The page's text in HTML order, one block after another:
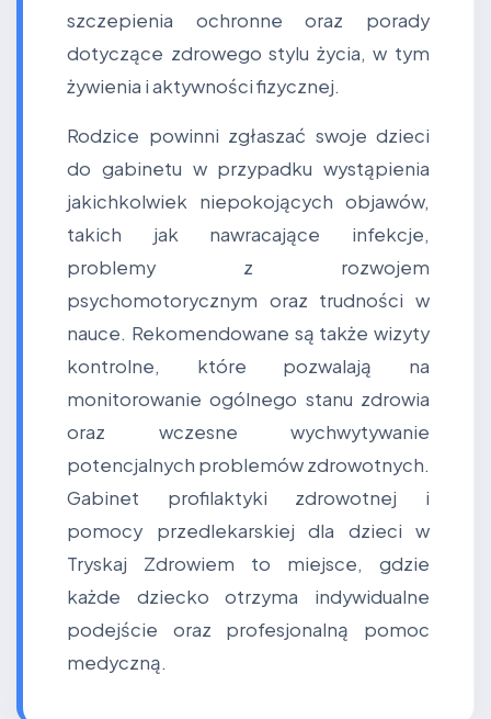
szczepienia ochronne oraz porady
dotyczące zdrowego stylu życia, w tym
żywienia i aktywności fizycznej.
Rodzice powinni zgłaszać swoje dzieci
do gabinetu w przypadku wystąpienia
jakichkolwiek niepokojących objawów,
takich jak nawracające infekcje,
problemy z rozwojem
psychomotorycznym oraz trudności w
nauce. Rekomendowane są także wizyty
kontrolne, które pozwalają na
monitorowanie ogólnego stanu zdrowia
oraz wczesne wychwytywanie
potencjalnych problemów zdrowotnych.
Gabinet profilaktyki zdrowotnej i
pomocy przedlekarskiej dla dzieci w
Tryskaj Zdrowiem to miejsce, gdzie
każde dziecko otrzyma indywidualne
podejście oraz profesjonalną pomoc
medyczną.